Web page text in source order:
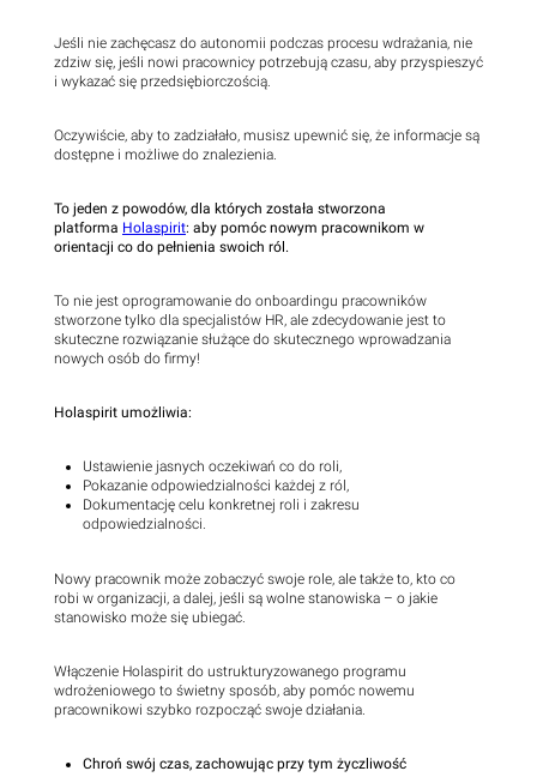
Jeśli nie zachęcasz do autonomii podczas procesu wdrażania, nie
zdziw się, jeśli nowi pracownicy potrzebują czasu, aby przyspieszyć
i wykazać się przedsiębiorczością.
Oczywiście, aby to zadziałało, musisz upewnić się, że informacje są
dostępne i możliwe do znalezienia.
To jeden z powodów, dla których została stworzona
platforma Holaspirit: aby pomóc nowym pracownikom w
orientacji co do pełnienia swoich ról.
To nie jest oprogramowanie do onboardingu pracowników
stworzone tylko dla specjalistów HR, ale zdecydowanie jest to
skuteczne rozwiązanie służące do skutecznego wprowadzania
nowych osób do firmy!
Holaspirit umożliwia:
‍Ustawienie jasnych oczekiwań co do roli,
Pokazanie odpowiedzialności każdej z ról,
Dokumentację celu konkretnej roli i zakresu
odpowiedzialności.
Nowy pracownik może zobaczyć swoje role, ale także to, kto co
robi w organizacji, a dalej, jeśli są wolne stanowiska – o jakie
stanowisko może się ubiegać.
Włączenie Holaspirit do ustrukturyzowanego programu
wdrożeniowego to świetny sposób, aby pomóc nowemu
pracownikowi szybko rozpocząć swoje działania.
Chroń swój czas, zachowując przy tym życzliwość